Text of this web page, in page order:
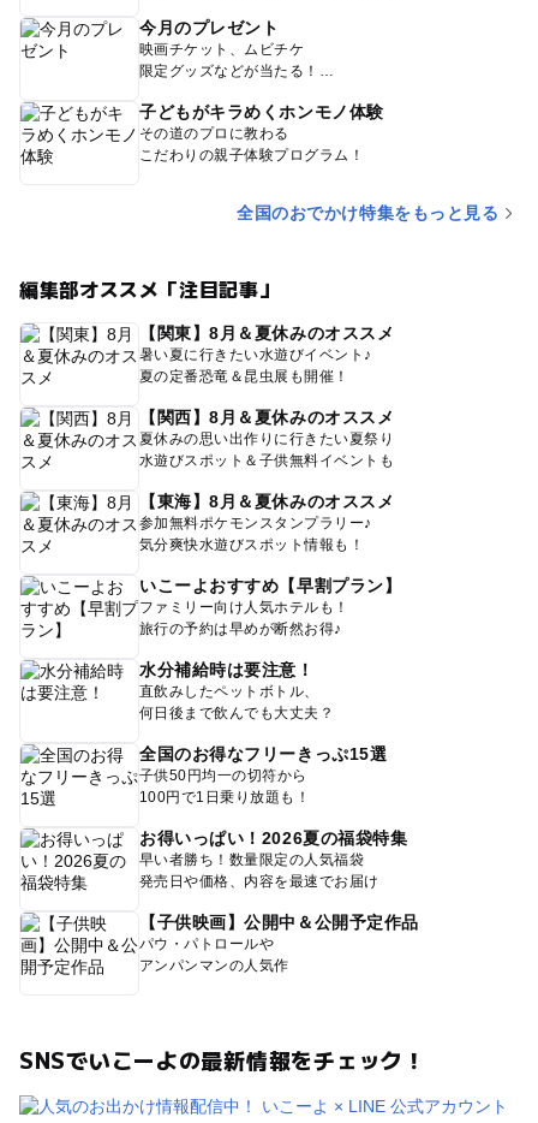
今月のプレゼント
映画チケット、ムビチケ
限定グッズなどが当たる！
子どもがキラめくホンモノ体験
その道のプロに教わる
こだわりの親子体験プログラム！
全国のおでかけ特集をもっと見る
編集部オススメ「注目記事」
【関東】8月＆夏休みのオススメ
暑い夏に行きたい水遊びイベント♪
夏の定番恐竜＆昆虫展も開催！
【関西】8月＆夏休みのオススメ
夏休みの思い出作りに行きたい夏祭り
水遊びスポット＆子供無料イベントも
【東海】8月＆夏休みのオススメ
参加無料ポケモンスタンプラリー♪
気分爽快水遊びスポット情報も！
いこーよおすすめ【早割プラン】
ファミリー向け人気ホテルも！
旅行の予約は早めが断然お得♪
水分補給時は要注意！
直飲みしたペットボトル、
何日後まで飲んでも大丈夫？
全国のお得なフリーきっぷ15選
子供50円均一の切符から
100円で1日乗り放題も！
お得いっぱい！2026夏の福袋特集
早い者勝ち！数量限定の人気福袋
発売日や価格、内容を最速でお届け
【子供映画】公開中＆公開予定作品
パウ・パトロールや
アンパンマンの人気作
SNSでいこーよの最新情報をチェック！